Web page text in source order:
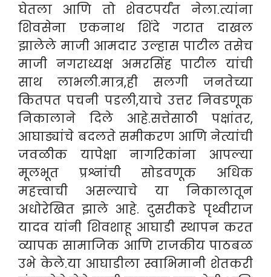
घेतला आणि तो शेवटपर्यंत नेला.त्यांना
शिवसेना एकनाथ शिंदे गटात दाखल
झालेले माजी आमदार उल्हास पाटील तसेच
माजी नगराध्यक्ष अमरसिंह पाटील यांची
साथ लाभली.मात्र,ही सलगी जनतेच्या
कितपत पचनी पडली,याचे उत्तर निवडणूक
निकालाने दिले आहे.सत्तेसाठी पक्षांतर,
आघाड्यांचे बदलते समीकरण आणि नेत्यांची
जवळीक यापेक्षा नागरिकांना आपल्या
मूलभूत प्रश्नांची सोडवणूक अधिक
महत्त्वाची असल्याचे या निकालातून
अधोरेखित झाले आहे. दुसरीकडे पृथ्वीराज
यादव यांनी शिवशाहू आघाडी स्थापन करत
व्यापक सामाजिक आणि राजकीय पाठबळ
उभे केले.या आघाडीला स्वाभिमानी शेतकरी